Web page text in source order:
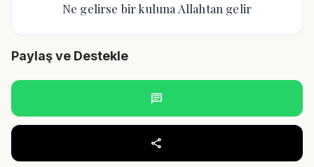
Ne gelirse bir kuluna Allahtan gelir
Paylaş ve Destekle
chat
share